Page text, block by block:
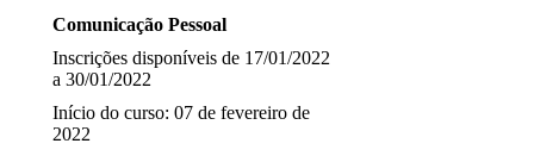
Comunicação Pessoal
Inscrições disponíveis de 17/01/2022
a 30/01/2022
Início do curso: 07 de fevereiro de
2022